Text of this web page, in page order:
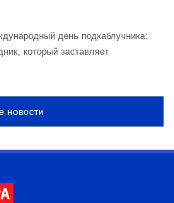
день подкаблучника:
который заставляет
новости